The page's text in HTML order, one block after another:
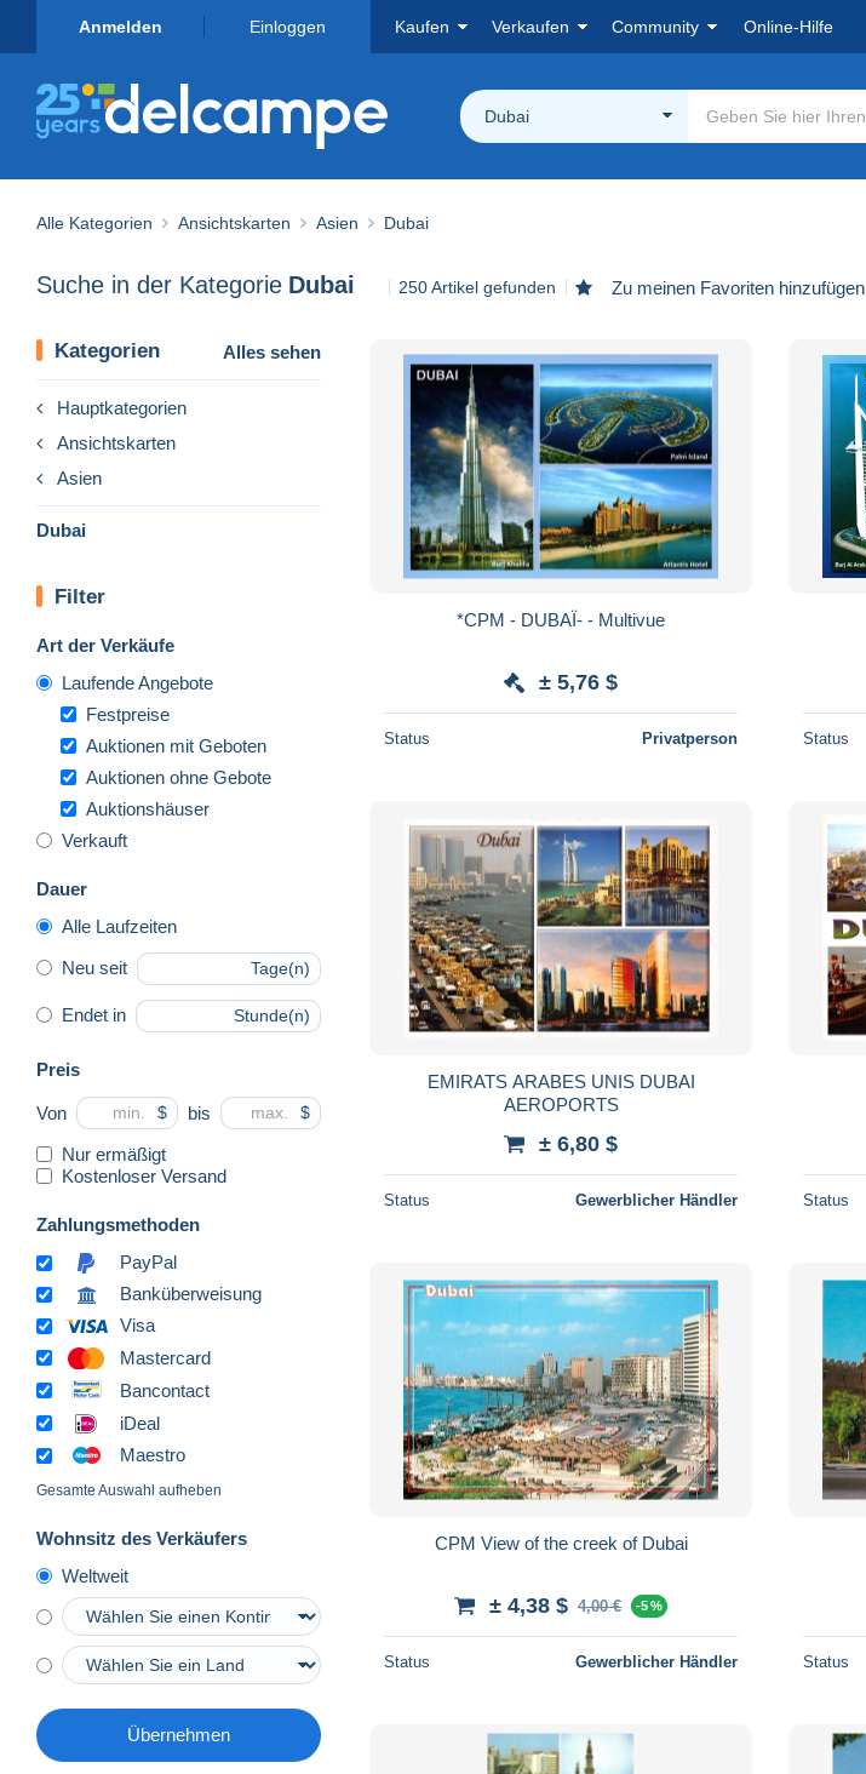
Anmelden Einloggen Kaufen Verkaufen Community Online-Hilfe
Dubai
Alle Kategorien Ansichtskarten Asien Dubai
Suche in der Kategorie Dubai 250 Artikel gefunden Zu meinen Favoriten hinzufügen
Kategorien Alles sehen
Hauptkategorien
Ansichtskarten
Asien
Dubai
Filter
Art der Verkäufe
Laufende Angebote
Festpreise
Auktionen mit Geboten
Auktionen ohne Gebote
Auktionshäuser
Verkauft
Dauer
Alle Laufzeiten
Neu seit Tage(n)
Endet in Stunde(n)
Preis
Von $ bis $
Nur ermäßigt
Kostenloser Versand
Zahlungsmethoden
PayPal
Banküberweisung
Visa
Mastercard
Bancontact
iDeal
Maestro
Gesamte Auswahl aufheben
Wohnsitz des Verkäufers
Weltweit
Übernehmen
*CPM - DUBAÏ- - Multivue
± 5,76 $
Status Privatperson Status
EMIRATS ARABES UNIS DUBAI
AEROPORTS
± 6,80 $
Status Gewerblicher Händler Status
CPM View of the creek of Dubai
± 4,38 $ 4,00 € -5 %
Status Gewerblicher Händler Status